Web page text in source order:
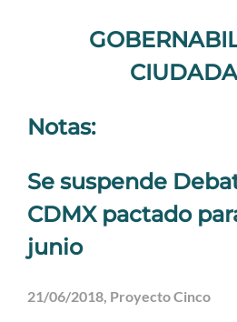
Notas:
Se suspende
CDMX pactado
junio
21/06/2018, Proyecto Cinco